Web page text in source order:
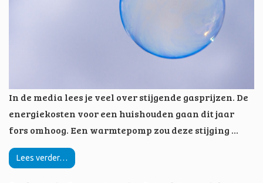
In de media lees je veel over stijgende gasprijzen. De
energiekosten voor een huishouden gaan dit jaar
fors omhoog. Een warmtepomp zou deze stijging …
Lees verder…